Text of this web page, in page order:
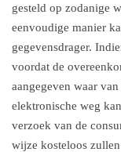
gesteld op zodanige
eenvoudige manier
gegevensdrager.
voordat de
aangegeven waar
elektronische weg
verzoek van de
wijze kosteloos